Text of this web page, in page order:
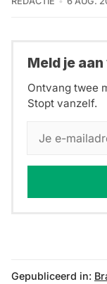
Meld je
Ontvang twee
Stopt vanzelf.
Gepubliceerd in: